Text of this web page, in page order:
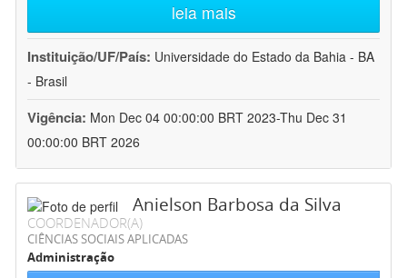
leia mais
Instituição/UF/País: Universidade do Estado da Bahia - BA
- Brasil
Vigência: Mon Dec 04 00:00:00 BRT 2023-Thu Dec 31
00:00:00 BRT 2026
Anielson Barbosa da Silva
COORDENADOR(A)
CIÊNCIAS SOCIAIS APLICADAS
Administração